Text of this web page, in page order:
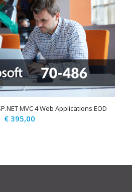
MVC 4 Web Applications EOD
€395,00